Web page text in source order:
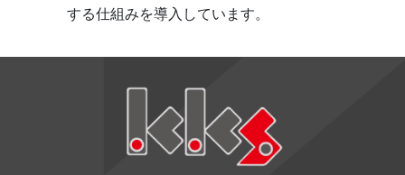
する仕組みを導入しています。